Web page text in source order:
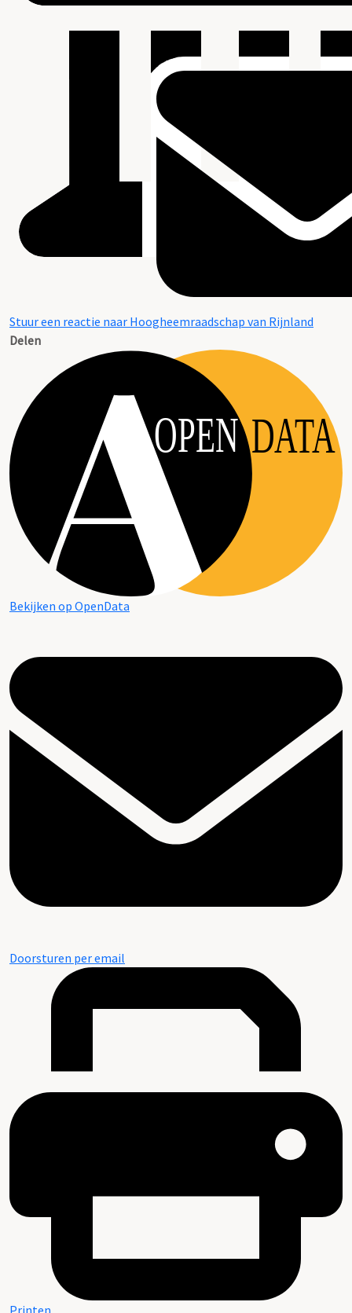
Stuur een reactie naar Hoogheemraadschap van Rijnland
Delen
OPEN DATA
Bekijken op OpenData
Doorsturen per email